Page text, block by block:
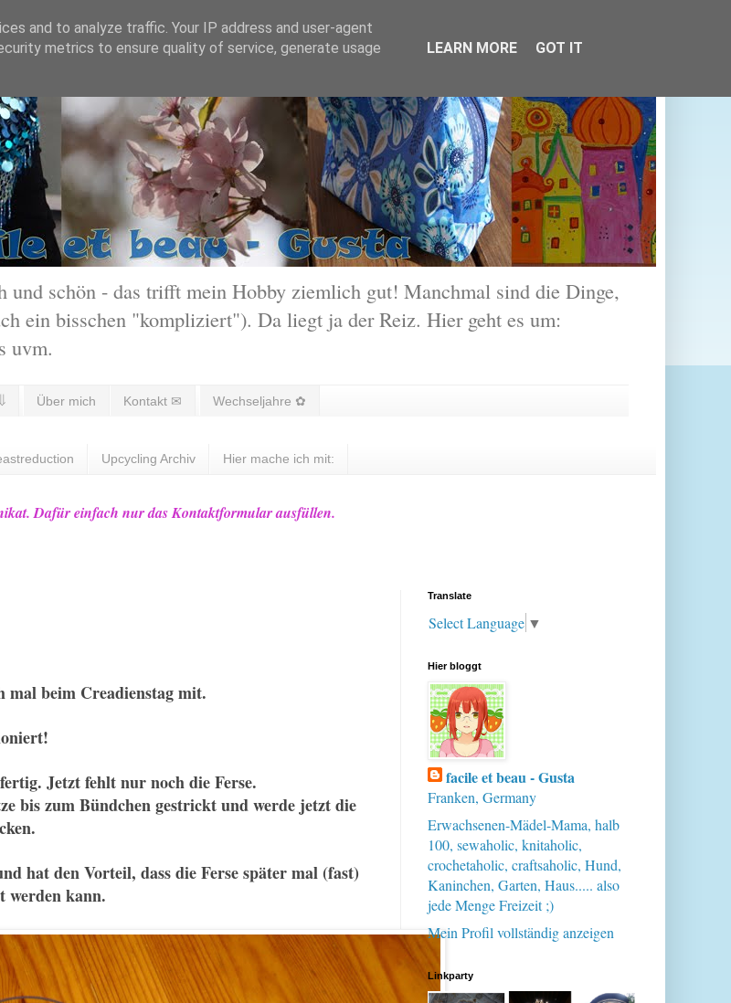
schön - das trifft mein Hobby ziemlich gut! Manchmal sind die Dinge,
ein bisschen "kompliziert"). Da liegt ja der Reiz. Hier geht es um:
uvm.
Über mich Kontakt ✉ Wechseljahre ✿
Upcycling Archiv Hier mache ich mit:
Dafür einfach nur das Kontaktformular ausfüllen.
mal beim Creadienstag mit.
Jetzt fehlt nur noch die Ferse.
bis zum Bündchen gestrickt und werde jetzt die
hatden Vorteil, dass die Ferse später mal (fast)
werden kann.
Translate
Select Language ▼
Hier bloggt
facile et beau - Gusta
Franken, Germany
Erwachsenen-Mädel-Mama, halb
100, sewaholic, knitaholic,
crochetaholic, craftsaholic, Hund,
Kaninchen, Garten, Haus..... also
jede Menge Freizeit ;)
Mein Profil vollständig anzeigen
Linkparty
and to analyze traffic. Your IP address and user-agent
metrics to ensure quality of service, generate usage
LEARN MORE GOT IT